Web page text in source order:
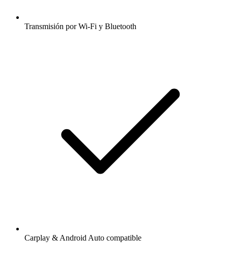
Transmisión por Wi-Fi y Bluetooth
Carplay & Android Auto compatible